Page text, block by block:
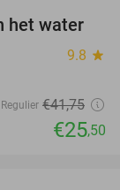
39%
het water
9.8 star
Regulier €41,75
€25,50